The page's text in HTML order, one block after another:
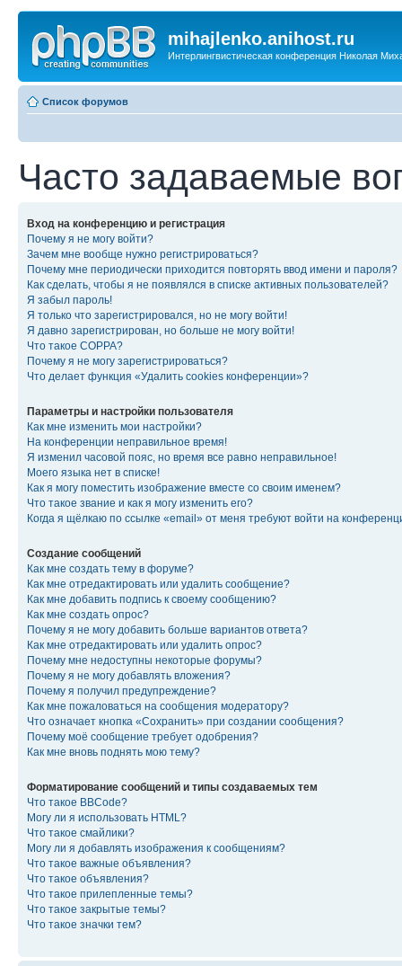
mihajlenko.anihost.ru
Интерлингвистическая конференция Николая
Список форумов
Часто задаваемые
Вход на конференцию и регистрация
Почему я не могу войти?
Зачем мне вообще нужно регистрироваться?
Почему мне периодически приходится повторять ввод имени и пароля?
Как сделать, чтобы я не появлялся в списке активных пользователей?
Я забыл пароль!
Я только что зарегистрировался, но не могу войти!
Я давно зарегистрирован, но больше не могу войти!
Что такое COPPA?
Почему я не могу зарегистрироваться?
Что делает функция «Удалить cookies конференции»?
Параметры и настройки пользователя
Как мне изменить мои настройки?
На конференции неправильное время!
Я изменил часовой пояс, но время все равно неправильное!
Моего языка нет в списке!
Как я могу поместить изображение вместе со своим именем?
Что такое звание и как я могу изменить его?
Когда я щёлкаю по ссылке «email» от меня требуют войти на
Создание сообщений
Как мне создать тему в форуме?
Как мне отредактировать или удалить сообщение?
Как мне добавить подпись к своему сообщению?
Как мне создать опрос?
Почему я не могу добавить больше вариантов ответа?
Как мне отредактировать или удалить опрос?
Почему мне недоступны некоторые форумы?
Почему я не могу добавлять вложения?
Почему я получил предупреждение?
Как мне пожаловаться на сообщения модератору?
Что означает кнопка «Сохранить» при создании сообщения?
Почему моё сообщение требует одобрения?
Как мне вновь поднять мою тему?
Форматирование сообщений и типы создаваемых тем
Что такое BBCode?
Могу ли я использовать HTML?
Что такое смайлики?
Могу ли я добавлять изображения к сообщениям?
Что такое важные объявления?
Что такое объявления?
Что такое прилепленные темы?
Что такое закрытые темы?
Что такое значки тем?